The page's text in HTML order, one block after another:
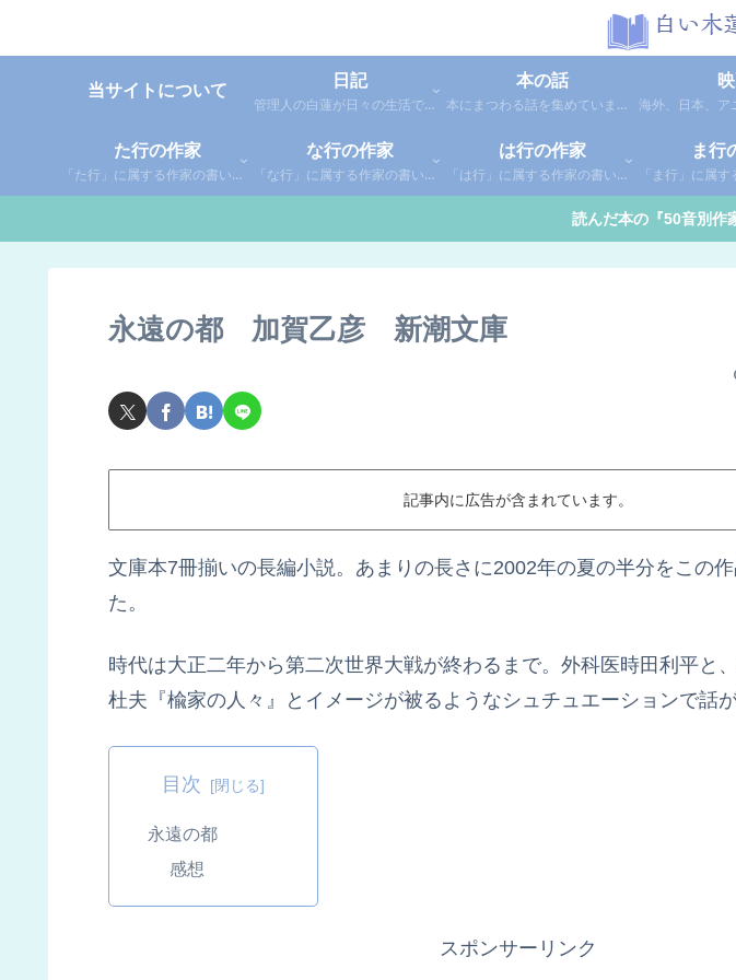
当サイトについて
日記
管理人の白蓮が日々の生活で感じた事や考えた事を綴った個人的な日記です。
本の話
本にまつわる話を集めています。1年間に読んだ本の総括や、本に関する話題など。
た行の作家
「た行」に属する作家の書いた本の感想です。さらに「た」「ち」「つ」「て」「と」に分類していあります。お好きな作家の作品を探してみてください。
な行の作家
「な行」に属する作家の書いた本の感想です。さらに「な」「に」「ぬ」「ね」「の」に分類していあります。お好きな作家の作品を探してみてください。
は行の作家
「は行」に属する作家の書いた本の感想です。さらに「は」「ひ」「ふ」「へ」「ほ」に分類していあります。お好きな作家の作品を探してみてください。
ま行
読んだ本の『50音別作
永遠の都 加賀乙彦 新潮文庫
記事内に広告が含まれています。
文庫本7冊揃いの長編小説。あまりの長さに2002年の夏の半分をこの
た。
時代は大正二年から第二次世界大戦が終わるまで。外科医時田利平と
杜夫『楡家の人々』とイメージが被るようなシュチュエーションで話
目次
永遠の都
感想
スポンサーリンク